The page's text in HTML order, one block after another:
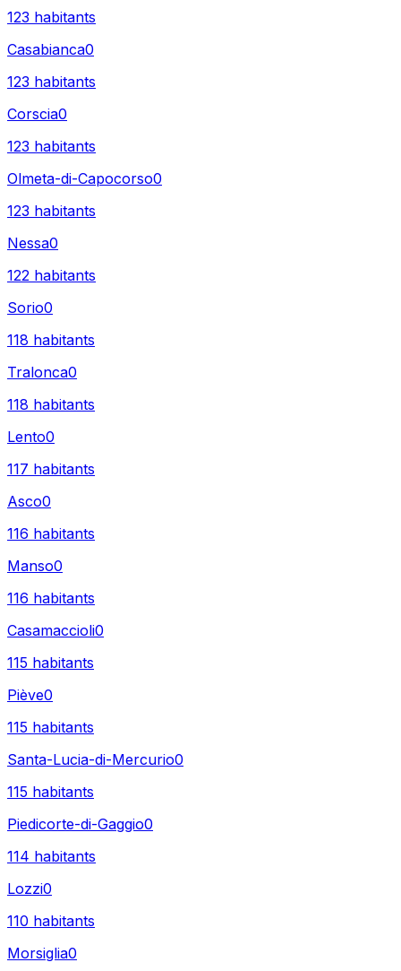
123 habitants
Casabianca0
123 habitants
Corscia0
123 habitants
Olmeta-di-Capocorso0
123 habitants
Nessa0
122 habitants
Sorio0
118 habitants
Tralonca0
118 habitants
Lento0
117 habitants
Asco0
116 habitants
Manso0
116 habitants
Casamaccioli0
115 habitants
Piève0
115 habitants
Santa-Lucia-di-Mercurio0
115 habitants
Piedicorte-di-Gaggio0
114 habitants
Lozzi0
110 habitants
Morsiglia0